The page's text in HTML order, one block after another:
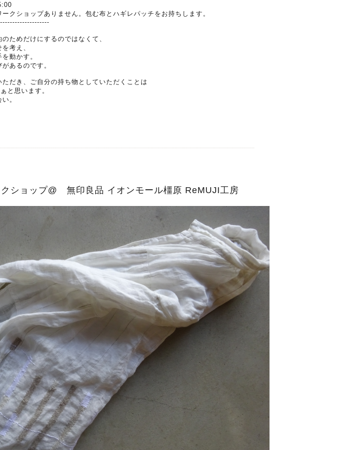
クショップありません。包む布とハギレパッチをお持ちします。
ためだけにするのではなくて、
考え、
動かす。
あるのです。
だき、ご自分の持ち物としていただくことは
と思います。
。
ショップ@ 無印良品 イオンモール橿原 ReMUJI工房